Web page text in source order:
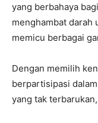
yang berbahaya
menghambat darah
memicu berbagai
Dengan memilih
berpartisipasi
yang tak